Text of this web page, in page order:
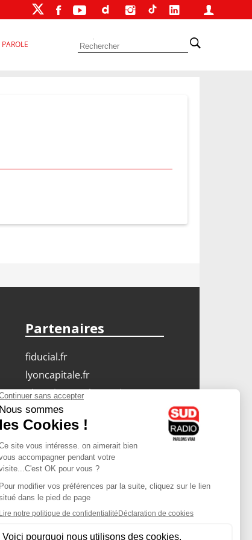
Partenaires
fiducial.fr
lyoncapitale.fr
olympique-et-lyonnais.com
L'application Iphone
/ Android
Téléchargez l'application
Les cookies